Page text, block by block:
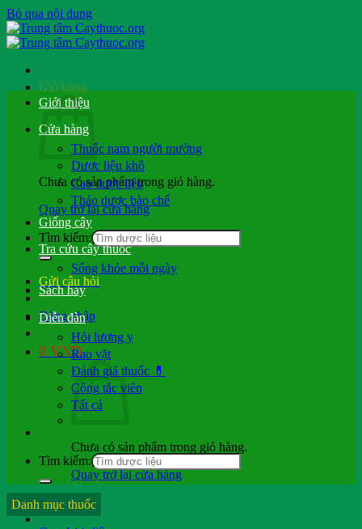
Bỏ qua nội dung
Giỏ hàng
Chưa có sản phẩm trong giỏ hàng.
Quay trở lại cửa hàng
Tìm kiếm:
Gửi câu hỏi
Đăng nhập
0 VND
Chưa có sản phẩm trong giỏ hàng.
Quay trở lại cửa hàng
Hỏi b.sĩ
Giới thiệu
Cửa hàng
Thuốc nam người mường
Dược liệu khô
Cao dược liệu
Thảo dược bào chế
Giống cây
Tra cứu cây thuốc
Sống khỏe mỗi ngày
Sách hay
Diễn đàn
Hỏi lương y
Rao vặt
Đánh giá thuốc 💊
Cộng tác viên
Tất cả
Tìm kiếm:
Danh mục thuốc